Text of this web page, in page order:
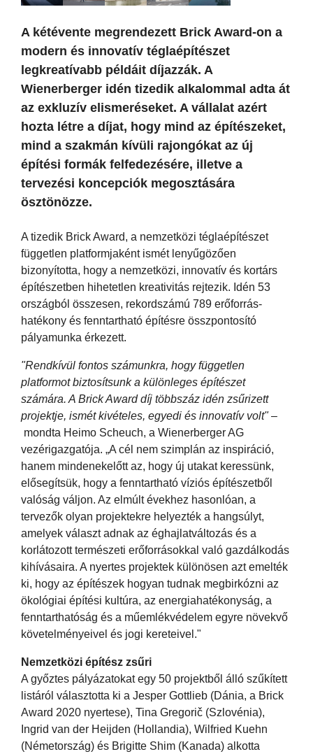
A kétévente megrendezett Brick Award-on a
modern és innovatív téglaépítészet
legkreatívabb példáit díjazzák. A
Wienerberger idén tizedik alkalommal adta át
az exkluzív elismeréseket. A vállalat azért
hozta létre a díjat, hogy mind az építészeket,
mind a szakmán kívüli rajongókat az új
építési formák felfedezésére, illetve a
tervezési koncepciók megosztására
ösztönözze.
A tizedik Brick Award, a nemzetközi téglaépítészet
független platformjaként ismét lenyűgözően
bizonyította, hogy a nemzetközi, innovatív és kortárs
építészetben hihetetlen kreativitás rejtezik. Idén 53
országból összesen, rekordszámú 789 erőforrás-
hatékony és fenntartható építésre összpontosító
pályamunka érkezett.
"Rendkívül fontos számunkra, hogy független
platformot biztosítsunk a különleges építészet
számára. A Brick Award díj többszáz idén zsűrizett
projektje, ismét kivételes, egyedi és innovatív volt"–
mondta Heimo Scheuch, a Wienerberger AG
vezérigazgatója. „A cél nem szimplán az inspiráció,
hanem mindenekelőtt az, hogy új utakat keressünk,
elősegítsük, hogy a fenntartható víziós építészetből
valóság váljon. Az elmúlt évekhez hasonlóan, a
tervezők olyan projektekre helyezték a hangsúlyt,
amelyek választ adnak az éghajlatváltozás és a
korlátozott természeti erőforrásokkal való gazdálkodás
kihívásaira. A nyertes projektek különösen azt emelték
ki, hogy az építészek hogyan tudnak megbirkózni az
ökológiai építési kultúra, az energiahatékonyság, a
fenntarthatóság és a műemlékvédelem egyre növekvő
követelményeivel és jogi kereteivel."
Nemzetközi építész zsűri
A győztes pályázatokat egy 50 projektből álló szűkített
listáról választotta ki a Jesper Gottlieb (Dánia, a Brick
Award 2020 nyertese), Tina Gregorič (Szlovénia),
Ingrid van der Heijden (Hollandia), Wilfried Kuehn
(Németország) és Brigitte Shim (Kanada) alkotta